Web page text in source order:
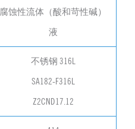
腐蚀性流体（酸和苛性碱）
液
不锈钢 316L
SA182-F316L
Z2CND17.12